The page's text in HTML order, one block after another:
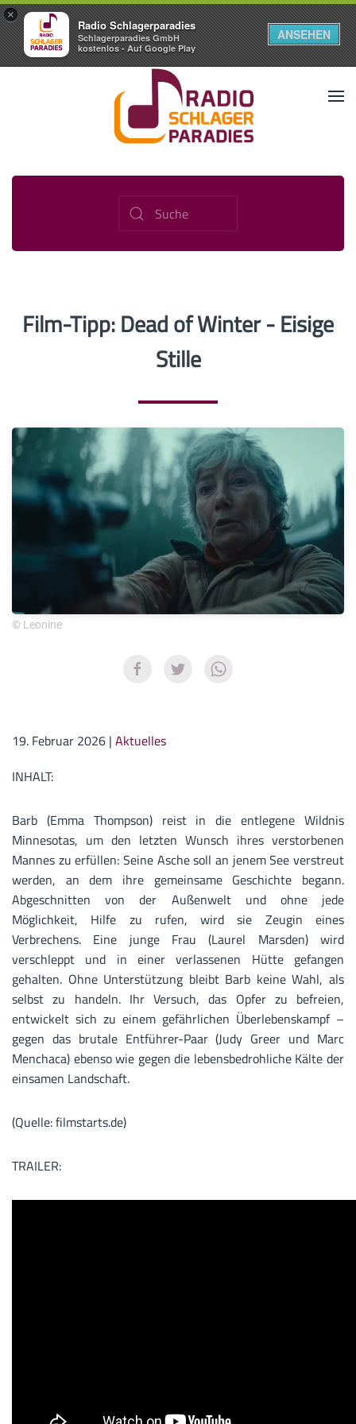
×
Radio Schlagerparadies
Schlagerparadies GmbH
kostenlos - Auf Google Play
ANSEHEN
Film-Tipp: Dead of Winter - Eisige
Stille
© Leonine
19. Februar 2026 | Aktuelles
INHALT:
Barb (Emma Thompson) reist in die entlegene Wildnis
Minnesotas, um den letzten Wunsch ihres verstorbenen
Mannes zu erfüllen: Seine Asche soll an jenem See verstreut
werden, an dem ihre gemeinsame Geschichte begann.
Abgeschnitten von der Außenwelt und ohne jede
Möglichkeit, Hilfe zu rufen, wird sie Zeugin eines
Verbrechens. Eine junge Frau (Laurel Marsden) wird
verschleppt und in einer verlassenen Hütte gefangen
gehalten. Ohne Unterstützung bleibt Barb keine Wahl, als
selbst zu handeln. Ihr Versuch, das Opfer zu befreien,
entwickelt sich zu einem gefährlichen Überlebenskampf –
gegen das brutale Entführer-Paar (Judy Greer und Marc
Menchaca) ebenso wie gegen die lebensbedrohliche Kälte der
einsamen Landschaft.
(Quelle: filmstarts.de)
TRAILER: